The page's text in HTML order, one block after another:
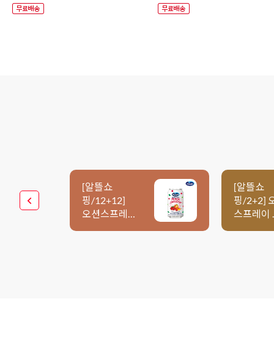
[알뜰쇼
핑/12+12]
오션스프레
[알뜰쇼
핑/2+2]
스프레이